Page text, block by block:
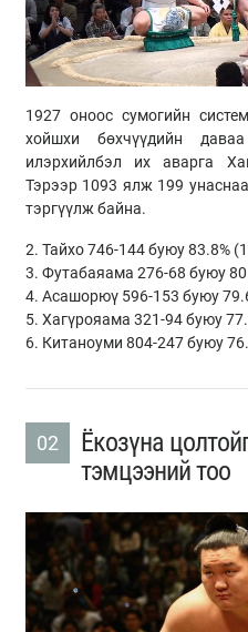
1927 оноос сумогийн
хойшхи бөхчүүдийн
илэрхийлбэл их аварга
Тэрээр 1093 ялж 199
тэргүүлж байна.
2. Тайхо 746-144 буюу 83.8%
3. Футабаяама 276-68 буюу
4. Асашорюү 596-153 буюу
5. Хагүрояама 321-94 буюу
6. Китаноуми 804-247 буюу
02
Ёкозүна
тэмцээний тоо